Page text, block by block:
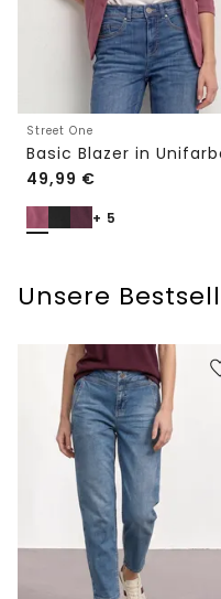
Street One
Basic Blazer in
49,99 €
+ 5
Unsere